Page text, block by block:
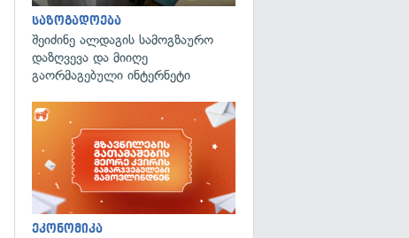
საზოგადოება
შეიძინე ალდაგის სამოგზაურო
დაზღვევა და მიიღე
გაორმაგებული ინტერნეტი
ეკონომიკა